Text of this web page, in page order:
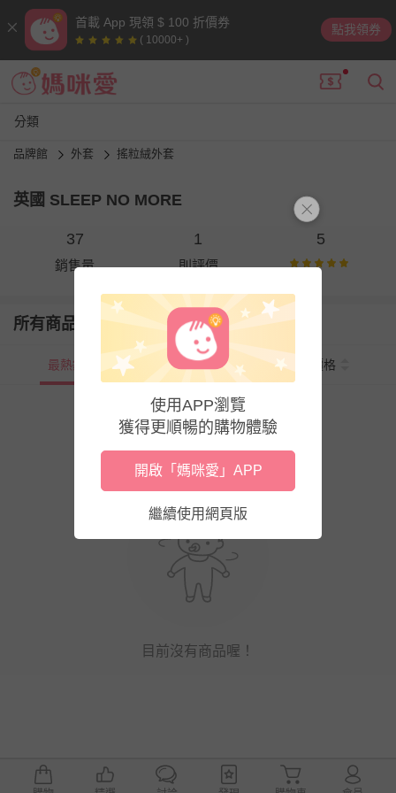
首載 App 現領 $ 100 折價券
( 10000+ )
點我領券
分類
品牌館 外套 搖粒絨外套
英國 SLEEP NO MORE
37
銷售量
1
則評價
5
所有商品
最熱銷 新上市 價格
目前沒有商品喔！
使用APP瀏覽
獲得更順暢的購物體驗
開啟「媽咪愛」APP
繼續使用網頁版